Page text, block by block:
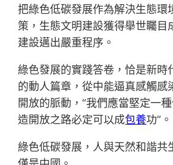
把綠色低碳發展作為解決生態環
策，生態文明建設獲得舉世矚目
建設邁出嚴重程序。
綠色發展的實踐答卷，恰是新時
的動人篇章，從中能逼真感觸感
開放的脈動，“我們應當堅定一
造開放之路必定可以成包養功”。
綠色低碳發展，人與天然和諧共